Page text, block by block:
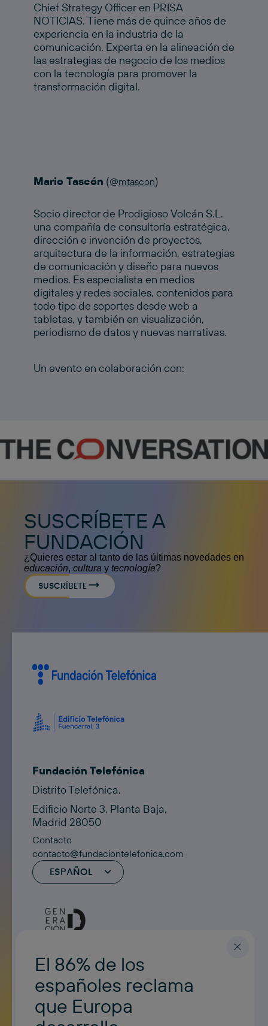
Chief Strategy Officer en PRISA
NOTICIAS. Tiene más de quince años de
experiencia en la industria de la
comunicación. Experta en la alineación de
las estrategias de negocio de los medios
con la tecnología para promover la
transformación digital.
Mario Tascón (@mtascon)
Socio director de Prodigioso Volcán S.L.
una compañía de consultoría estratégica,
dirección e invención de proyectos,
arquitectura de la información, estrategias
de comunicación y diseño para nuevos
medios. Es especialista en medios
digitales y redes sociales, contenidos para
todo tipo de soportes desde web a
tabletas, y también en visualización,
periodismo de datos y nuevas narrativas.
Un evento en colaboración con:
SUSCRÍBETE A
FUNDACIÓN
¿Quieres estar al tanto de las últimas novedades en
educación, cultura y tecnología?
SUSCRÍBETE
Fundación Telefónica
Distrito Telefónica,
Edificio Norte 3, Planta Baja,
Madrid 28050
Contacto
contacto@fundaciontelefonica.com
ESPAÑOL
El 86% de los
españoles reclama
que Europa